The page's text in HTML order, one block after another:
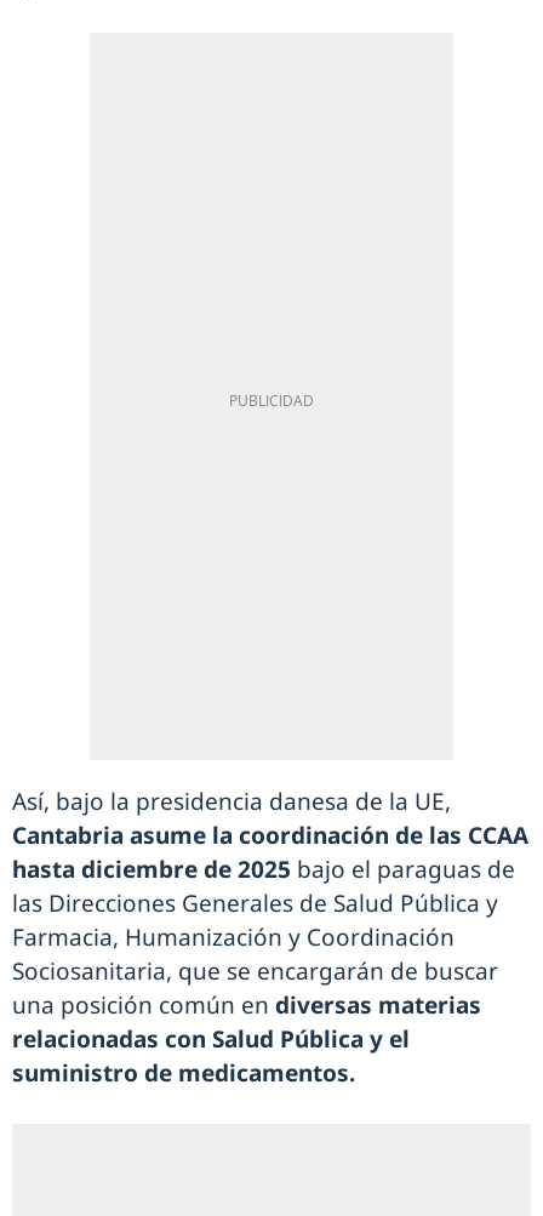
Así, bajo la presidencia danesa de la UE,
Cantabria asume la coordinación de las CCAA
hasta diciembre de 2025 bajo el paraguas de
las Direcciones Generales de Salud Pública y
Farmacia, Humanización y Coordinación
Sociosanitaria, que se encargarán de buscar
una posición común en diversas materias
relacionadas con Salud Pública y el
suministro de medicamentos.